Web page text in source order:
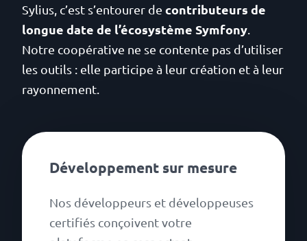
Sylius, c’est s’entourer de contributeurs de
longue date de l’écosystème Symfony
Notre coopérative ne se contente pas d’utiliser
les outils : elle participe à leur création et à leur
rayonnement.
Développement sur mesure
Nos développeurs et développeuses
certifiés conçoivent votre